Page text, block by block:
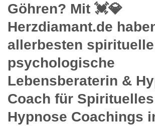
Göhren? Mit 💓️💎
Herzdiamant.de
allerbesten spirituelle
psychologische
Lebensberaterin &
Coach für Spirituelles
Hypnose Coachings